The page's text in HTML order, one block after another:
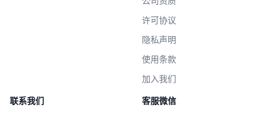
许可协议
隐私声明
使用条款
加入我们
联系我们
客服微信